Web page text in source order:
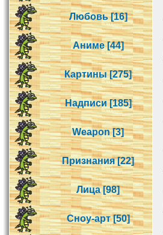
Любовь [16]
Аниме [44]
Картины [275]
Надписи [185]
Weapon [3]
Признания [22]
Лица [98]
Сноу-арт [50]